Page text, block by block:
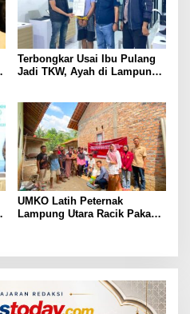
Terbongkar Usai Ibu Pulang
Jadi TKW, Ayah di Lampung
Tahun, Nyaris Diamuk Massa
UMKO Latih Peternak
Lampung Utara Racik Pakan